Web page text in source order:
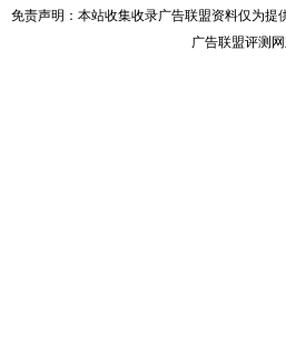
免责声明：本站收集收录广告联盟资料仅为
广告联盟评测